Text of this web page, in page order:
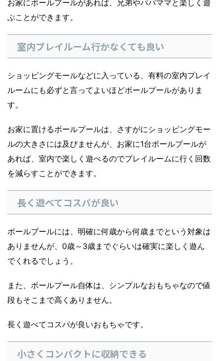
お家にボールプールがあれば、兄弟やパパママと楽しく遊
ぶことができます。
室内プレイルーム行かなくても良い
ショッピングモールなどに入っている、有料の室内プレイ
ルームにも必ずと言ってよいほどボールプールがありま
す。
お家に置けるボールプールは、さすがにショッピングモー
ルの大きさには及びませんが、お家に1台ボールプールが
あれば、室内で楽しく遊べるのでプレイルームに行く回数
を減らすことができます。
長く遊べてコスパが良い
ボールプールには、明確に何歳から何歳までという対象は
ありませんが、0歳～3歳までぐらいは確実に楽しく遊ん
でくれるでしょう。
また、ボールプール自体は、シンプルなおもちゃなので値
段もそこまで高くありません。
長く遊べてコスパが良いおもちゃです。
小さくコンパクトに収納できる